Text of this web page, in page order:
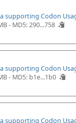
supporting Codon
- MD5: 290...758
supporting Codon
- MD5: b1e...1b0
supporting Codon